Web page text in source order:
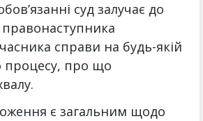
суд залучає до
правонаступника
справи на будь-якій
процесу, про що
є загальним щодо